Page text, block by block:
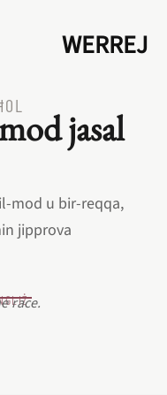
WERREJ
jasal
u bir‑reqqa,
jipprova
race.